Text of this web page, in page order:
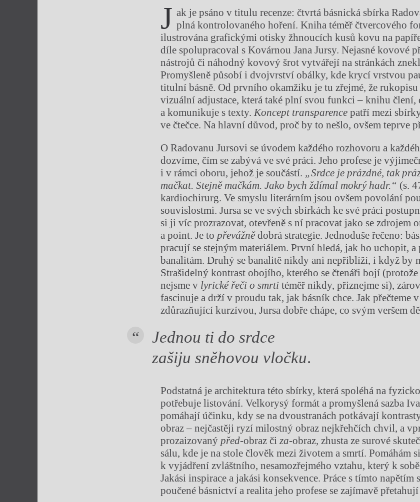
J ak je psáno v titulu recenze: čtvrtá básnická sbírka
plná kontrolovaného hoření. Kniha téměř čtvercového
ilustrována grafickými otisky žhnoucích kusů kovu na
díle spolupracoval s Kovárnou Jana Jursy. Nejasné kovové
nástrojů či náhodný kovový šrot vytvářejí na stránkách
Promyšleně působí i dvojvrství obálky, kde krycí vrstvou
titulní básně. Od prvního okamžiku je tu zřejmé, že rukopisu
vizuální adjustace, která také plní svou funkci – knihu člení,
a komunikuje s texty. Koncept transparence patří mezi
ve čtečce. Na hlavní důvod, proč by to nešlo, ovšem teprve
O Radovanu Jursovi se úvodem každého rozhovoru a
dozvíme, čím se zabývá ve své práci. Jeho profese je
i v rámci oboru, jehož je součástí. „Srdce je prázdné, tak
mačkat. Stejně mačkám. Jako bych ždímal mokrý hadr.“ (s.
kardiochirurg. Ve smyslu literárním jsou ovšem povolání
souvislostmi. Jursa se ve svých sbírkách ke své práci
si ji víc prozrazovat, otevřeně s ní pracovat jako se zdrojem
a point. Je to převážnědobrá strategie. Jednoduše řečeno:
pracují se stejným materiálem. První hledá, jak ho uchopit,
banalitám. Druhý se banalitě nikdy ani nepřiblíží, i když by
Strašidelný kontrast obojího, kterého se čtenáři bojí
nejsme v lyrické řeči o smrti téměř nikdy, přiznejme si),
fascinuje a drží v proudu tak, jak básník chce. Jak přečteme
zdůrazňující kurzívou, Jursa dobře chápe, co svým veršem
Jednou ti do srdce
zašiju sněhovou vločku.
Podstatná je architektura této sbírky, která spoléhá na
potřebuje listování. Velkorysý formát a promyšlená sazba
pomáhají účinku, kdy se na dvoustranách potkávají
obraz – nejčastěji ryzí milostný obraz nejkřehčích chvil, a
prozaizovaný před-obraz čiza-obraz, zhusta ze surové
sálu, kde je na stole člověk mezi životem a smrtí. Pomáhám
k vyjádření zvláštního, nesamozřejmého vztahu, který k
Jakási inspirace a jakási konsekvence. Práce s tímto napětím
poučené básnictví a realita jeho profese se zajímavě